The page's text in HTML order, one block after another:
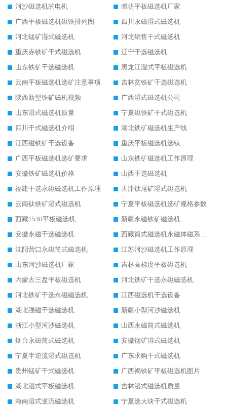
河沙磁选机的电机
潍坊平板磁选机厂家
广西平板磁选机磁铁排列图
四川永磁湿式磁选机
河北锰矿湿式磁选机
河北销售干式磁选机
重庆赤铁矿干式磁选机
辽宁干选磁选机
山东铁矿干选磁选机
黑龙江湿式平板磁选机
云南平板磁选机选矿注意事项
吉林贫铁矿干选磁选机
陕西新型铁矿磁机视频
广西湿式磁选机公司
山东湿式磁选机质量
宁夏磁铁矿干式磁选机
四川干式磁选机介绍
湖北铁矿磁选机生产线
江西磁铁矿干选设备
重庆平板磁选机选钛
广西平板磁选机选矿要求
山东铁矿磁选机工作原理
安徽铁矿磁选机价格
山西干选磁选机
福建干选永磁磁选机工作原理
天津钛尾矿湿式磁选机
云南钛铁矿湿式磁选机
宁夏平板磁选机选矿规格参数
西藏1530平板磁选机
新疆永磁铁矿磁选机
安徽永磁干选磁选机
西藏筒式磁选机永磁体磁系设计
沈阳营口永磁筒式磁选机
江苏河沙磁选机工作原理
山东河沙磁选机厂家
吉林高梯度平板磁选机
内蒙古三盘平板磁选机
河北铁矿干选永磁磁选机
河北铁矿干选永磁磁选机
江西磁选机干选设备
湖北强磁干选磁选机
新疆小型河沙磁选机
浙江小型河沙磁选机
山西永磁筒式磁选机
烟台永磁筒式磁选机
安徽锰矿湿式磁选机
宁夏半逆流湿式磁选机
广东求购干式磁选机
贵州锰矿干式磁选机
广西褐铁矿平板磁选机图片
湖北湿式平板磁选机
吉林湿式磁选机质量
海南湿式逆流磁选机
宁夏选大块干式磁选机